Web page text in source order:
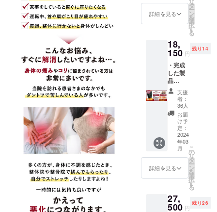
門AKS療法）
https://sekich
therapy.co.jp
・約20年、
実践を積ん
で治療に携
わってき
YouTube『
腰痛・肩こ
り駆け込み
弘】』
ル登録者数
約35万人。
が遅れ
る場合
用意）
※デザイ
る可能
性もご
す。 ※
ご注文
状況、
使用部
材の供
給状
況、製
造工程
上の都
合等に
より出
荷時期
が遅れ
る場合
定価格
11,000
円の商
品] ×3着
45%OF
Fである
18,150
円での
先行割
引でご
提供し
ます。
・【山
内流】
オリジ
ナル動
画（※各
部位ご
とに十
数本分
ご用
干の変
更にな
詳細を見る
リ
タ
ー
ン
を
選
択
す
る
18,
150 円
残り14
・完成
した製
品
『【女
性用】
ゆる圧
整体ス
パッツ
ファシ
ア＋』3
点 [一般
販売予
定価格
11,000
円の商
品] ×3着
45%OF
Fである
支援
者：
36人
お届
け予
定：
2024
年03
月
詳細を見る
こ
の
リ
タ
ー
ン
を
選
択
す
る
27,
500 円
残り26